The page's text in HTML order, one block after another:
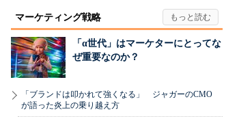
マーケティング戦略
「α世代」はマーケターにとってな
ぜ重要なのか？
「ブランドは叩かれて強くなる」 ジャガーのCMO
が語った炎上の乗り越え方